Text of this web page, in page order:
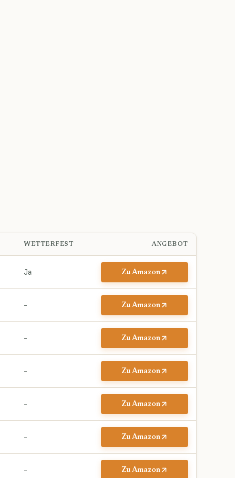
WETTERFEST ANGEBOT
Ja Zu Amazon
– Zu Amazon
– Zu Amazon
– Zu Amazon
– Zu Amazon
– Zu Amazon
– Zu Amazon